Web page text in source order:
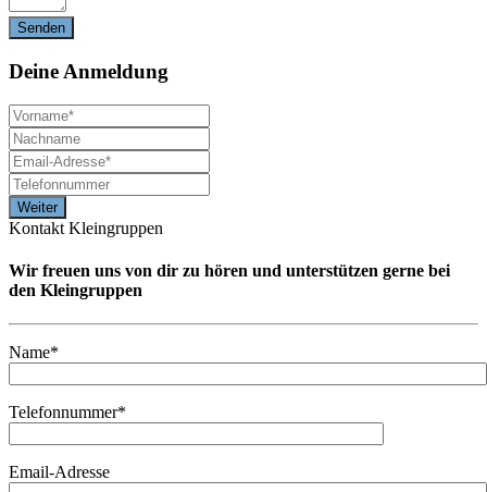
Deine Anmeldung
Kontakt Kleingruppen
Wir freuen uns von dir zu hören und unterstützen gerne bei
den Kleingruppen
Name*
Telefonnummer*
Email-Adresse